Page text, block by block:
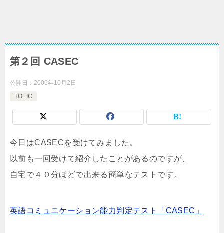
第２回 CASEC
公開日： 2006年10月2日
TOEIC
今日はCASECを受けてみました。
以前も一回受けて紹介したことがあるのですが、
自宅で４０分ほどで出来る簡単なテストです。
英語コミュニケーション能力判定テスト「CASEC」